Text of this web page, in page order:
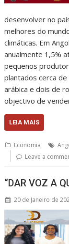
desenvolver no
melhores do
climáticas. Em
anualmente 1,5%
pequenos
plantados cerca
arábica e dois de
objectivo de
LEIA MAIS
Economia
Leave a
“DAR VOZ A
20 de Janeiro de